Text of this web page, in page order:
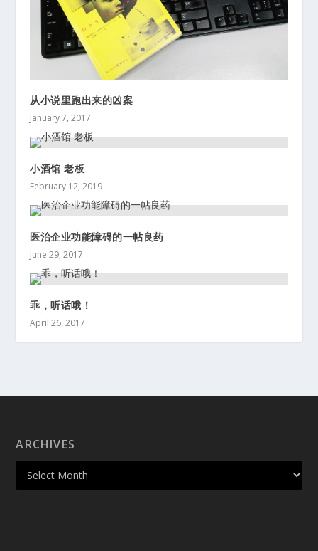
从小说里跑出来的凶案
January 7, 2017
小酒馆 老板
February 12, 2019
医治企业功能障碍的一帖良药
June 29, 2017
乖，听话哦！
April 26, 2017
ARCHIVES